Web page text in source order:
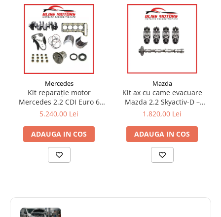
Mercedes
Kit reparație motor
Mercedes 2.2 CDI Euro 6
(OM651) – arbore cotit + set
5.240,00 Lei
ADAUGA IN COS
Mazda
Kit ax cu came evacuare
Mazda 2.2 Skyactiv-D –
SH01-12-440A / SH01-12-
1.820,00 Lei
ADAUGA IN COS